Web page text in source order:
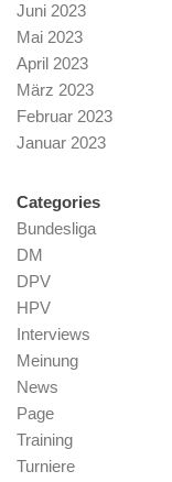
Juni 2023
Mai 2023
April 2023
März 2023
Februar 2023
Januar 2023
Categories
Bundesliga
DM
DPV
HPV
Interviews
Meinung
News
Page
Training
Turniere